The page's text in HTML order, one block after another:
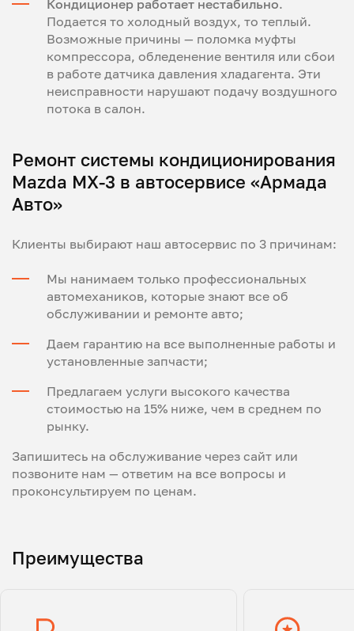
Кондиционер работает нестабильно.
Подается то холодный воздух, то теплый.
Возможные причины — поломка муфты
компрессора, обледенение вентиля или сбои
в работе датчика давления хладагента. Эти
неисправности нарушают подачу воздушного
потока в салон.
Ремонт системы кондиционирования
Mazda MX-3 в автосервисе «Армада
Авто»
Клиенты выбирают наш автосервис по 3 причинам:
Мы нанимаем только профессиональных
автомехаников, которые знают все об
обслуживании и ремонте авто;
Даем гарантию на все выполненные работы и
установленные запчасти;
Предлагаем услуги высокого качества
стоимостью на 15% ниже, чем в среднем по
рынку.
Запишитесь на обслуживание через сайт или
позвоните нам — ответим на все вопросы и
проконсультируем по ценам.
Преимущества